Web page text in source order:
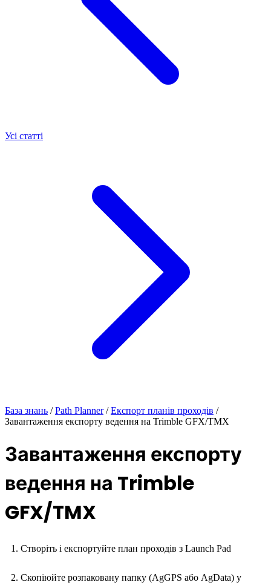
Усі статті
База знань / Path Planner / Експорт планів проходів /
Завантаження експорту ведення на Trimble GFX/TMX
Завантаження експорту
ведення на Trimble
GFX/TMX
Створіть і експортуйте план проходів з Launch Pad
Скопіюйте розпаковану папку (AgGPS або AgData) у